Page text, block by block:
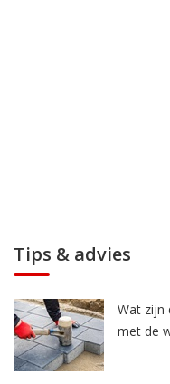
Tips & advies
Wat zijn
met de